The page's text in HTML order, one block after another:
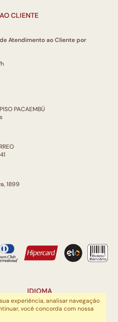
CLIENTE
Atendimento ao Cliente por
PACAEMBÚ
1899
IDIOMA
experiência, analisar navegação
você concorda com nossa